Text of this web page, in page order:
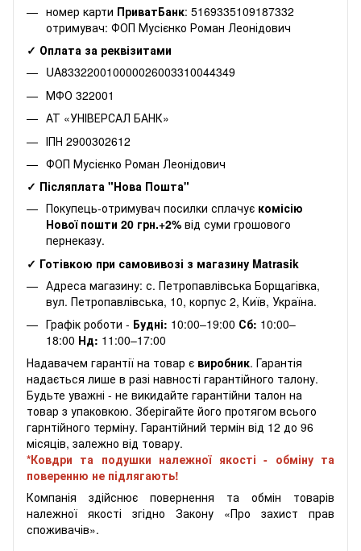
номер карти ПриватБанк: 5169335109187332
отримувач: ФОП Мусієнко Роман Леонідович
✓ Оплата за реквізитами
UA833220010000026003310044349
МФО 322001
АТ «УНІВЕРСАЛ БАНК»
ІПН 2900302612
ФОП Мусієнко Роман Леонідович
✓ Післяплата "Нова Пошта"
Покупець-отримувач посилки сплачує комісію
Нової пошти 20 грн.+2% від суми грошового
пернеказу.
✓ Готівкою при самовивозі з магазину Matrasik
Адреса магазину: с. Петропавлівська Борщагівка,
вул. Петропавлівська, 10, корпус 2, Київ, Україна.
Графік роботи - Будні: 10:00–19:00 Сб: 10:00–
18:00 Нд: 11:00–17:00
Надавачем гарантії на товар є виробник. Гарантія
надається лише в разі навності гарантійного талону.
Будьте уважні - не викидайте гарантійни талон на
товар з упаковкою. Зберігайте його протягом всього
гарнтійного терміну. Гарантійний термін від 12 до 96
місяців, залежно від товару.
*Ковдри та подушки належної якості - обміну та
поверенню не підлягають!
Компанія здійснює повернення та обмін товарів
належної якості згідно Закону «Про захист прав
споживачів».